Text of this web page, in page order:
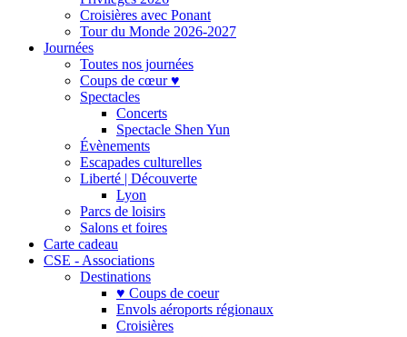
Croisières avec Ponant
Tour du Monde 2026-2027
Journées
Toutes nos journées
Coups de cœur ♥
Spectacles
Concerts
Spectacle Shen Yun
Évènements
Escapades culturelles
Liberté | Découverte
Lyon
Parcs de loisirs
Salons et foires
Carte cadeau
CSE - Associations
Destinations
♥ Coups de coeur
Envols aéroports régionaux
Croisières